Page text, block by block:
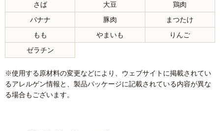
さば
大豆
鶏肉
バナナ
豚肉
まつたけ
もも
やまいも
りんご
ゼラチン
※使用する原材料の変更などにより、ウェブサイトに掲載されてい
るアレルゲン情報と、製品パッケージに記載されている内容が異な
る場合もございます。